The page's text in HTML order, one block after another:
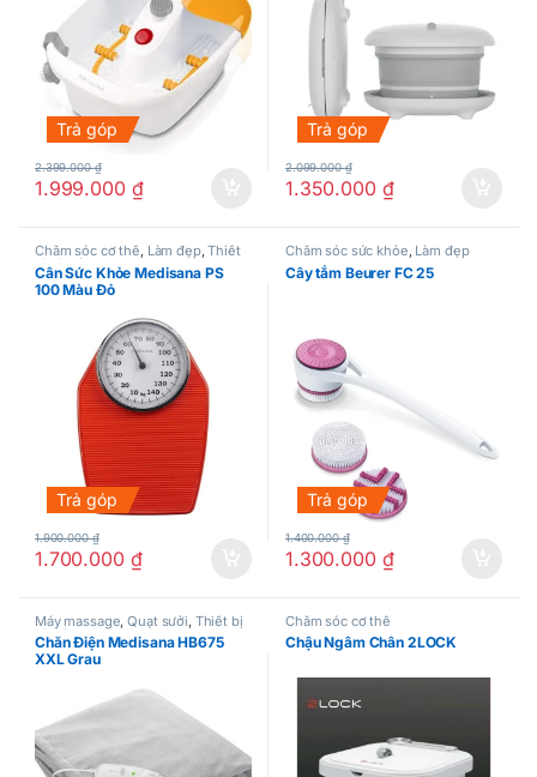
Trả góp
1.999.000 ₫
2.399.000₫
Trả góp
1.350.000 ₫
2.099.000₫
Chăm sóc cơ thể, Làm đẹp,Thiết
bị gia đình
Cân Sức Khỏe Medisana PS
100 Màu Đỏ
Trả góp
1.700.000 ₫
1.900.000₫
Chăm sóc sức khỏe, Làm đẹp
Cây tắm Beurer FC 25
Trả góp
1.300.000 ₫
1.400.000₫
Máy massage,Quạt sưởi, Thiết bị
gia đình
Chăn Điện Medisana HB675
XXL Grau
Chăm sóc cơ thể
Chậu Ngâm Chân 2LOCK